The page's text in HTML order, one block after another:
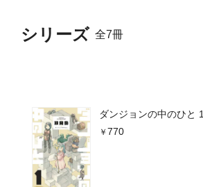
シリーズ 全7冊
ダンジョンの中のひと 1
770